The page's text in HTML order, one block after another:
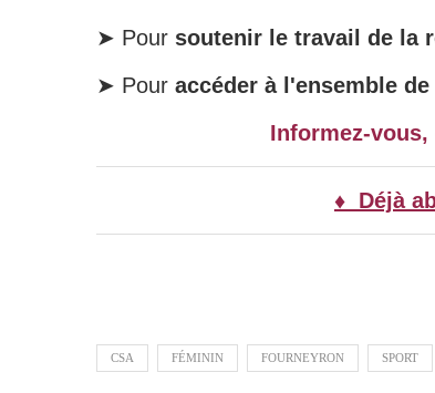
➤ Pour soutenir le travail de la
➤ Pour accéder à l'ensemble
Informez-vous,
♦ Déjà
CSA FÉMININ FOURNEYRON SPORT